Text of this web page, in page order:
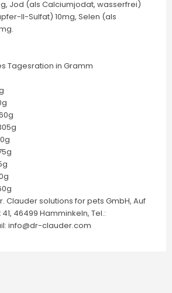
Jod (als Calciumjodat, wasserfrei)
II-Sulfat) 10mg, Selen (als
Tagesration in Gramm
Clauder solutions for pets GmbH, Auf
46499 Hamminkeln, Tel.:
info@dr-clauder.com